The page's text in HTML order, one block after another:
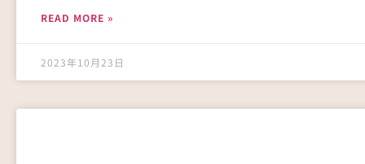
READ MORE »
2023年10月23日